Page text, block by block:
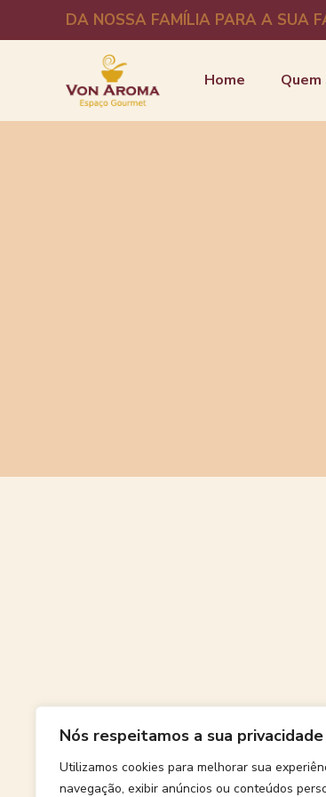
Nós respeitamos a sua privacidade
Utilizamos cookies para melhorar sua
navegação, exibir anúncios ou conteúdos
DA NOSSA FAMÍLIA PARA A SUA
Home Quem